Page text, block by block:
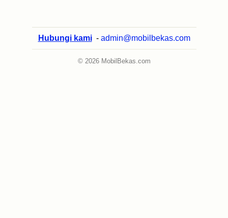
Hubungi kami - admin@mobilbekas.com
© 2026 MobilBekas.com